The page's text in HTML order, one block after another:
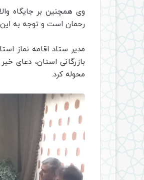
وی همچنین بر جایگاه
رحمان است و توجه به
مدیر ستاد اقامه نماز
بازرگانی استان، دعای
محوله کرد.